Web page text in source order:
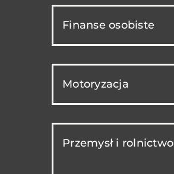
Finanse osobiste
Motoryzacja
Przemysł i rolnictwo